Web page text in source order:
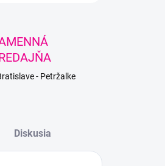
- Petržalke
Diskusia